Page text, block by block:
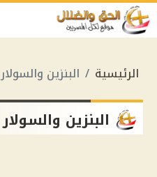
الرئيسية البنزين والسولار
البنزين والسولار